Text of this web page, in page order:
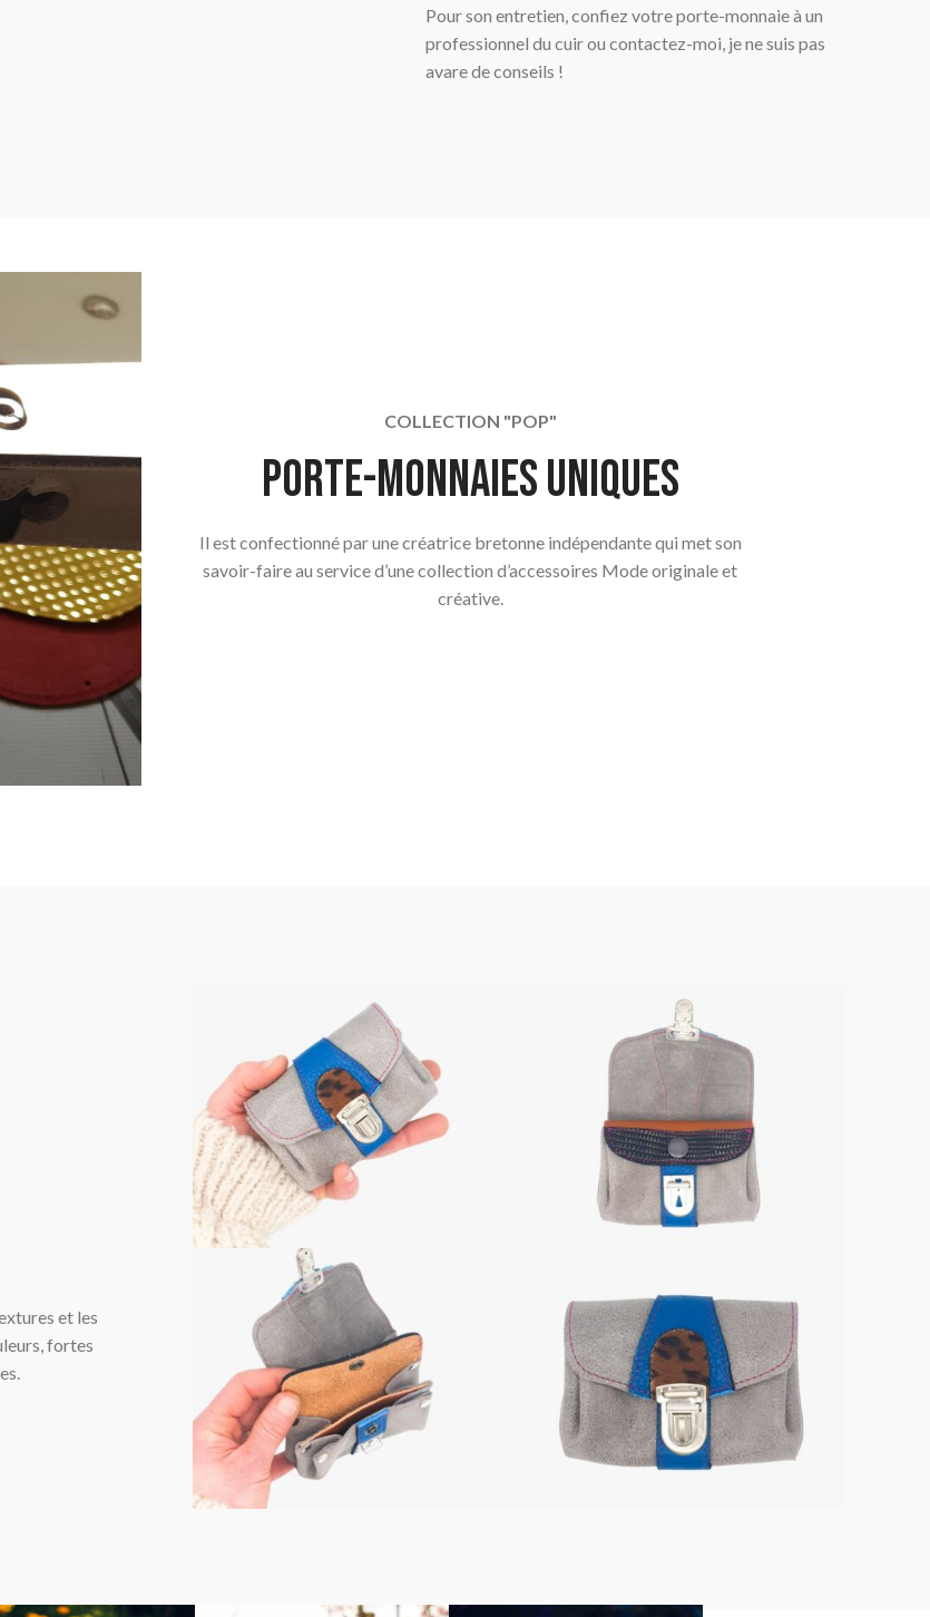
Pour son entretien, confiez votre porte-monnaie à un
professionnel du cuir ou contactez-moi, je ne suis pas
avare de conseils !
COLLECTION "POP"
Porte-monnaies uniques
Il est confectionné par une créatrice bretonne indépendante qui met son
savoir-faire au service d’une collection d’accessoires Mode originale et
créative.
et les
fortes